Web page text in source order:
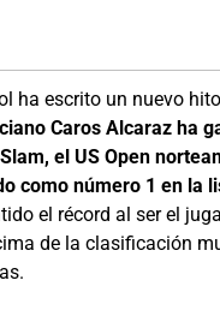
ha escrito un nuevo
Caros Alcaraz ha
el US Open
como número 1 en la
el récord al ser el
de la clasificación